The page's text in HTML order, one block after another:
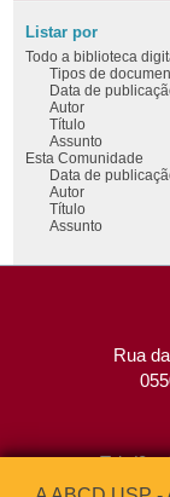
Listar por
Todo a biblioteca
Tipos de
Data de
Autor
Título
Assunto
Esta Comunidade
Data de
Autor
Título
Assunto
Rua
Tel: